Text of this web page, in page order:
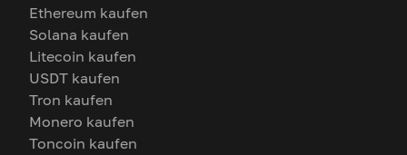
Ethereum kaufen
Solana kaufen
Litecoin kaufen
USDT kaufen
Tron kaufen
Monero kaufen
Toncoin kaufen